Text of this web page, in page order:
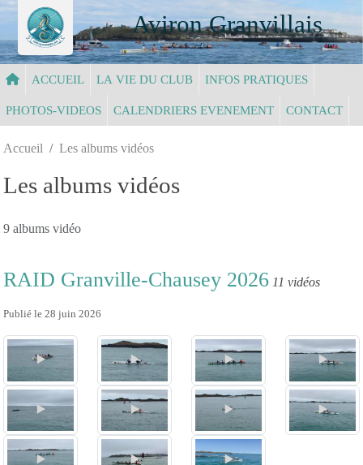
Aviron Granvillais
ACCUEIL LA VIE DU CLUB INFOS PRATIQUES
PHOTOS-VIDEOS CALENDRIERS EVENEMENT CONTACT
Accueil Les albums vidéos
Les albums vidéos
9 albums vidéo
RAID Granville-Chausey 2026 11 vidéos
Publié le 28 juin 2026
Panneau de gestion des cookies